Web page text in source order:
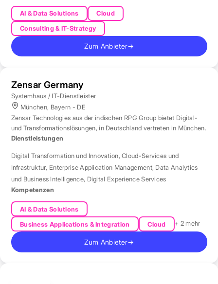
AI & Data Solutions
Cloud
Consulting & IT-Strategy
Zum Anbieter→
Zensar Germany
Systemhaus / IT-Dienstleister
München, Bayern - DE
Zensar Technologies aus der indischen RPG Group bietet Digital-
und Transformationslösungen, in Deutschland vertreten in München.
Dienstleistungen
Digital Transformation und Innovation,Cloud-Services und
Infrastruktur, Enterprise Application Management, Data Analytics
und Business Intelligence, Digital Experience Services
Kompetenzen
AI & Data Solutions
Business Applications & Integration
Cloud + 2 mehr
Zum Anbieter→